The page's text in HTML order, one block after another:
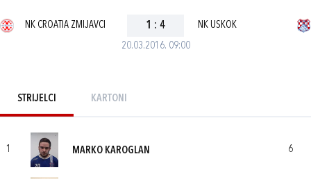
20.03.2016. 09:00
NK CROATIA ZMIJAVCI 1 : 4 NK USKOK
STRIJELCI KARTONI
1 MARKO KAROGLAN 6